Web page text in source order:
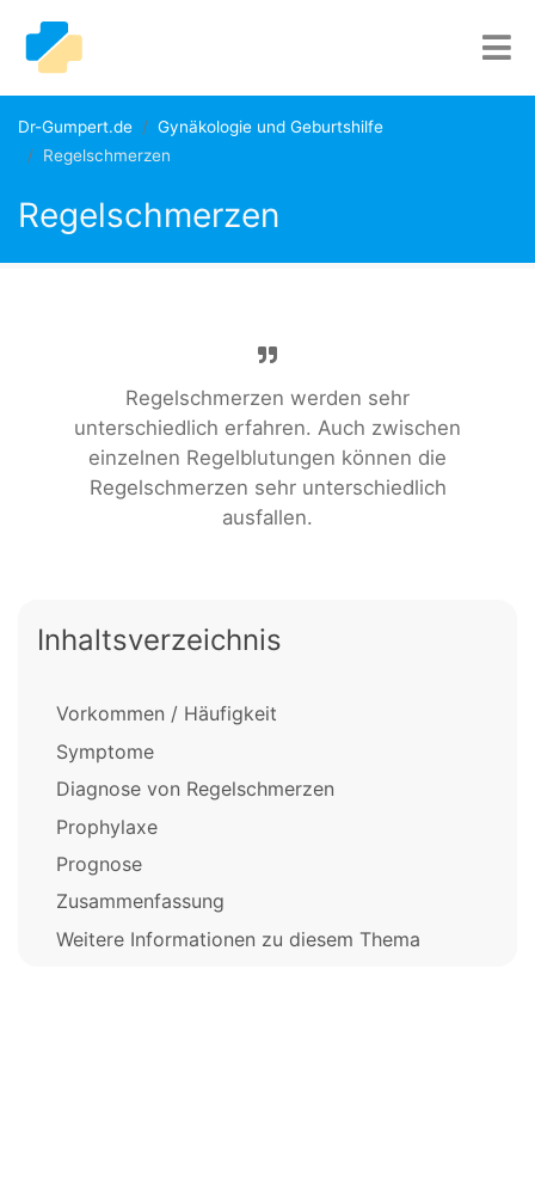
Dr-Gumpert.de
Gynäkologie und Geburtshilfe
Regelschmerzen
Regelschmerzen
Regelschmerzen werden sehr
unterschiedlich erfahren. Auch zwischen
einzelnen Regelblutungen können die
Regelschmerzen sehr unterschiedlich
ausfallen.
Inhaltsverzeichnis
Vorkommen / Häufigkeit
Symptome
Diagnose von Regelschmerzen
Prophylaxe
Prognose
Zusammenfassung
Weitere Informationen zu diesem Thema